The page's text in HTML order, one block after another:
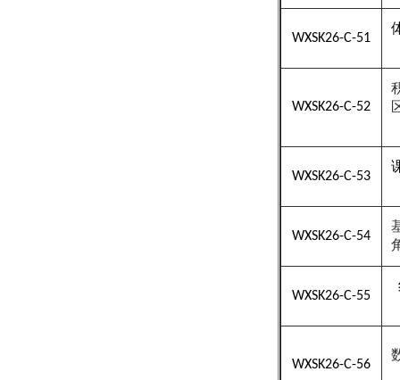
WXSK26-C-51
WXSK26-C-52
WXSK26-C-53
WXSK26-C-54
WXSK26-C-55
WXSK26-C-56